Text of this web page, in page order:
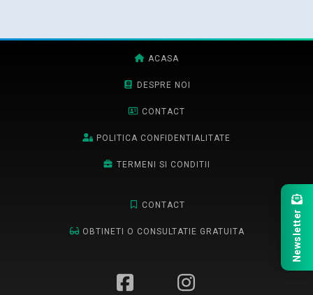
ACASA
DESPRE NOI
CONTACT
POLITICA CONFIDENTIALITATE
TERMENI SI CONDITII
CONTACT
OBTINETI O CONSULTATIE GRATUITA Newsletter